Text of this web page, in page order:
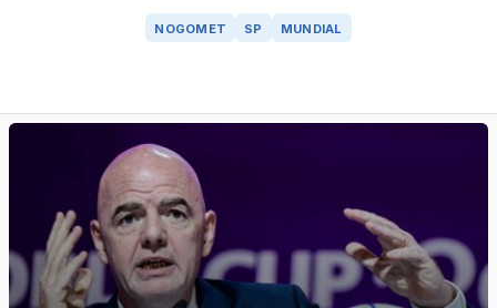
NOGOMET SP MUNDIAL